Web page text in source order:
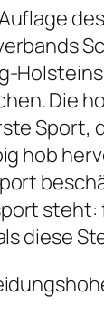
Die
diese